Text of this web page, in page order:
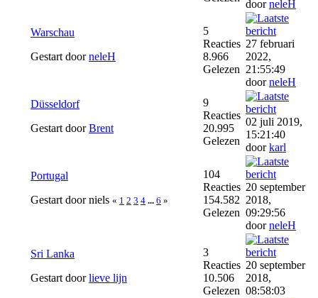
doorneleH
Warschau
Gestart doorneleH
5
Reacties
8.966
Gelezen
27 februari
2022,
21:55:49
doorneleH
Düsseldorf
Gestart doorBrent
9
Reacties
20.995
Gelezen
02 juli 2019,
15:21:40
doorkarl
Portugal
Gestart door niels « 1 2 3 4 ... 6 »
104
Reacties
154.582
Gelezen
20 september
2018,
09:29:56
doorneleH
Sri Lanka
Gestart doorlieve lijn
3
Reacties
10.506
Gelezen
20 september
2018,
08:58:03